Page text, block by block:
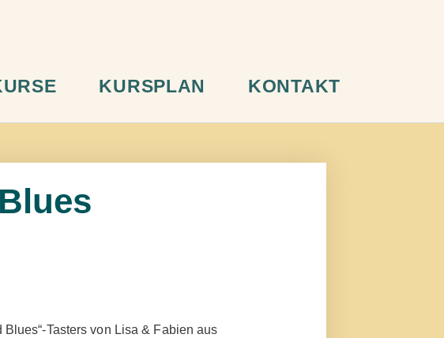
KURSPLAN KONTAKT
Tasters von Lisa & Fabien aus